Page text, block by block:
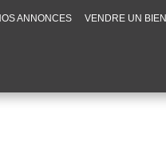
ANNONCES VENDRE UN BIEN